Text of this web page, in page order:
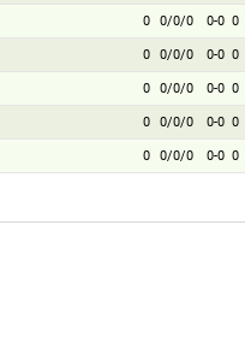
0 0/0/0 0-0 0
0 0/0/0 0-0 0
0 0/0/0 0-0 0
0 0/0/0 0-0 0
0 0/0/0 0-0 0